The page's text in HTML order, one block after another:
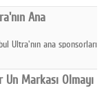
korudu.
Ana
Ultra'nın ana sponsorları
Markası Olmayı